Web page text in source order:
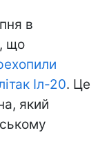
в
що
Іл-20. Це
який